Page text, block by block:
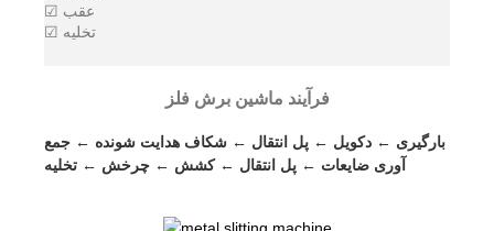
☑ تخلیه
فرآیند ماشین برش فلز
بارگیری ← دکویل ← پل انتقال ← شکاف هدایت شونده ← جمع
آوری ضایعات ← پل انتقال ← کشش ← چرخش ← تخلیه